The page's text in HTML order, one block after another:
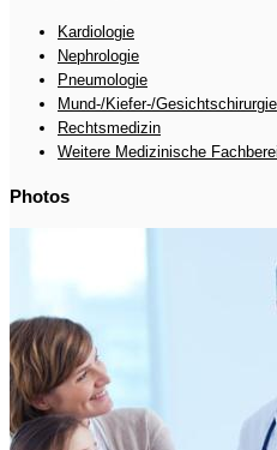
Kardiologie
Nephrologie
Pneumologie
Mund-/Kiefer-/Gesichtschirurgie
Rechtsmedizin
Weitere Medizinische
Photos